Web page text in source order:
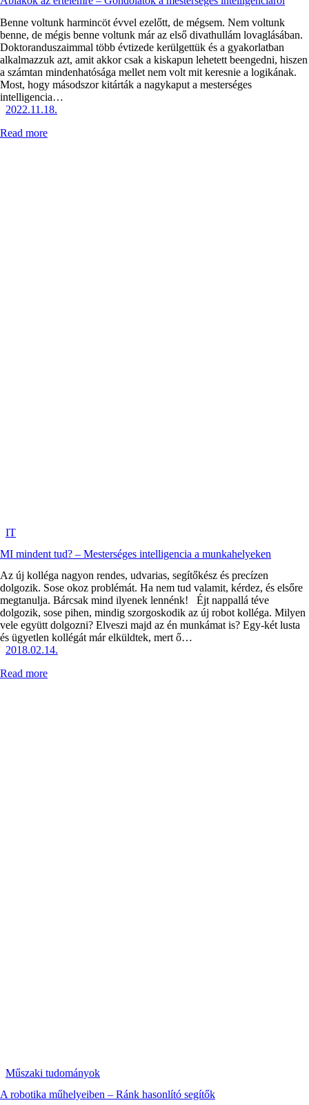
Benne voltunk harmincöt évvel ezelőtt, de mégsem. Nem voltunk
benne, de mégis benne voltunk már az első divathullám lovaglásában.
Doktoranduszaimmal több évtizede kerülgettük és a gyakorlatban
alkalmazzuk azt, amit akkor csak a kiskapun lehetett beengedni, hiszen
a számtan mindenhatósága mellet nem volt mit keresnie a logikának.
Most, hogy másodszor kitárták a nagykaput a mesterséges
intelligencia…
2022.11.18.
Read more
IT
MI mindent tud? – Mesterséges intelligencia a munkahelyeken
Az új kolléga nagyon rendes, udvarias, segítőkész és precízen
dolgozik. Sose okoz problémát. Ha nem tud valamit, kérdez, és elsőre
megtanulja. Bárcsak mind ilyenek lennénk! Éjt nappallá téve
dolgozik, sose pihen, mindig szorgoskodik az új robot kolléga. Milyen
vele együtt dolgozni? Elveszi majd az én munkámat is? Egy-két lusta
és ügyetlen kollégát már elküldtek, mert ő…
2018.02.14.
Read more
Műszaki tudományok
A robotika műhelyeiben – Ránk hasonlító segítők